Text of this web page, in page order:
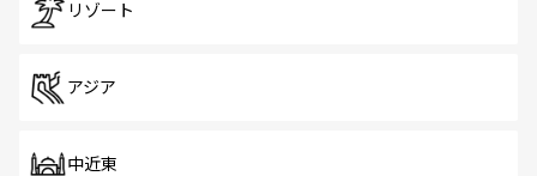
リゾート
アジア
中近東